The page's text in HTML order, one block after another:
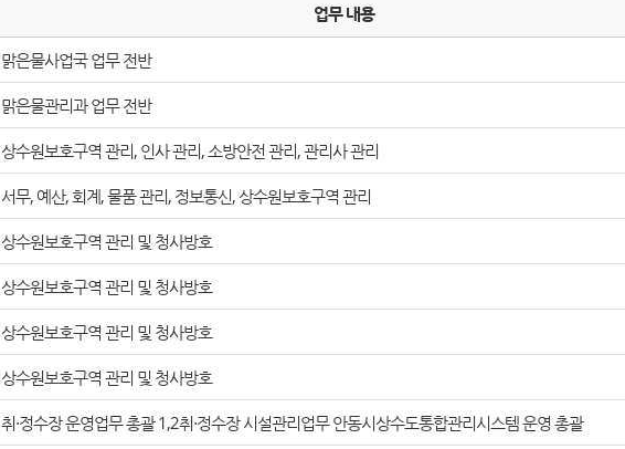
업무 내용
맑은물사업국 업무 전반
맑은물관리과 업무 전반
상수원보호구역 관리, 인사 관리, 소방안전 관리, 관리사 관리
서무, 예산, 회계, 물품 관리, 정보통신, 상수원보호구역 관리
상수원보호구역 관리 및 청사방호
상수원보호구역 관리 및 청사방호
상수원보호구역 관리 및 청사방호
상수원보호구역 관리 및 청사방호
취・정수장 운영업무 총괄 1,2취・정수장 시설관리업무 안동시상수도통합관리시스템 운영 총괄